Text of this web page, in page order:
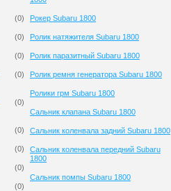
(0)
(0)
(0)
(0)
(0)
(0)
(0)
(0)
(0)
Рокер Subaru 1800
Ролик натяжителя Subaru 1800
Ролик паразитный Subaru 1800
Ролик ремня генератора Subaru 1800
Ролики грм Subaru 1800
Сальник клапана Subaru 1800
Сальник коленвала задний Subaru 1800
Сальник коленвала передний Subaru
1800
Сальник помпы Subaru 1800